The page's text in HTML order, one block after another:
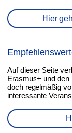
Hier
Auf dieser Seite
Erasmus+ und den
doch regelmäßig
interessante